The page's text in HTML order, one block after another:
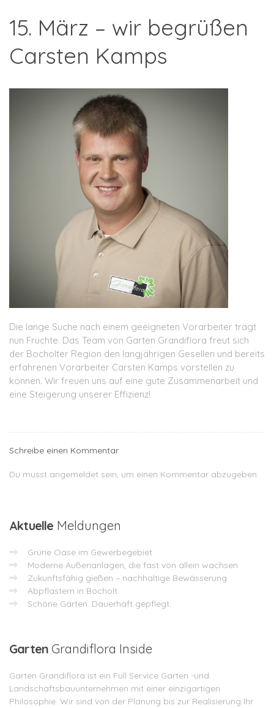
15. März – wir begrüßen
Carsten Kamps
Die lange Suche nach einem geeigneten Vorarbeiter trägt
nun Früchte. Das Team von Garten Grandiflora freut sich
der Bocholter Region den langjährigen Gesellen und bereits
erfahrenen Vorarbeiter Carsten Kamps vorstellen zu
können. Wir freuen uns auf eine gute Zusammenarbeit und
eine Steigerung unserer Effizienz!
Schreibe einen Kommentar
Du musst angemeldet sein, um einen Kommentar abzugeben.
Aktuelle Meldungen
Grüne Oase im Gewerbegebiet
Moderne Außenanlagen, die fast von allein wachsen
Zukunftsfähig gießen – nachhaltige Bewässerung
Abpflastern in Bocholt:
Schöne Gärten. Dauerhaft gepflegt.
Garten Grandiflora Inside
Garten Grandiflora ist ein Full Service Garten -und
Landschaftsbauunternehmen mit einer einzigartigen
Philosophie. Wir sind von der Planung bis zur Realisierung Ihr